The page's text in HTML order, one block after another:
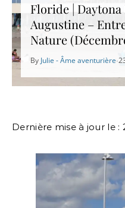
Floride | Daytona
Augustine –
Nature
By Julie - Âme aventurière•
Dernière mise à jour le